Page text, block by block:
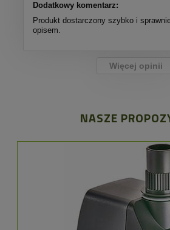
Dodatkowy komentarz:
Produkt dostarczony szybko i
opisem.
Więcej opinii
NASZE